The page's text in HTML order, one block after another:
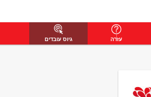
עזרה גיוס עובדים